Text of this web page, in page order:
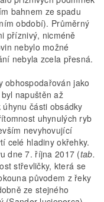
bahnem ze spadu
období). Průměrný
příznivý, nicméně
nebylo možné
nebyla zcela přesná.
obhospodařován jako
napuštěn až
části obsádky
uhynulých ryb
nevyhovující
celé hladiny okřehky.
dne 7. října 2017 (tab.
střevličky, která se
původem z řeky
ze stejného